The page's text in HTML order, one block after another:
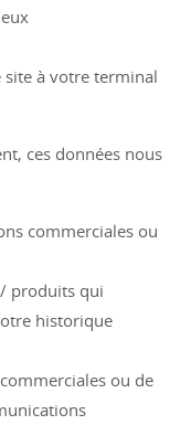
à votre terminal
ces données nous
commerciales ou
produits qui
historique
ou de